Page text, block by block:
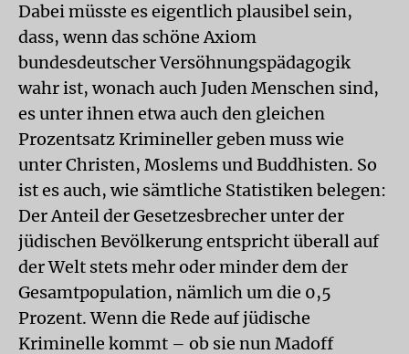
Dabei müsste es eigentlich plausibel sein,
dass, wenn das schöne Axiom
bundesdeutscher Versöhnungspädagogik
wahr ist, wonach auch Juden Menschen sind,
es unter ihnen etwa auch den gleichen
Prozentsatz Krimineller geben muss wie
unter Christen, Moslems und Buddhisten. So
ist es auch, wie sämtliche Statistiken belegen:
Der Anteil der Gesetzesbrecher unter der
jüdischen Bevölkerung entspricht überall auf
der Welt stets mehr oder minder dem der
Gesamtpopulation, nämlich um die 0,5
Prozent. Wenn die Rede auf jüdische
Kriminelle kommt – ob sie nun Madoff